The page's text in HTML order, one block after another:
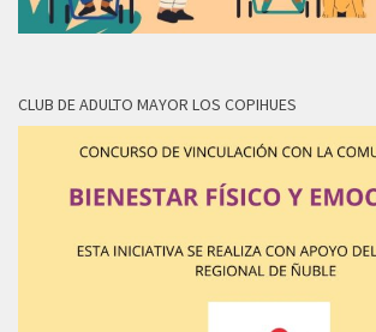
CLUB DE ADULTO MAYOR LOS COPIHUES